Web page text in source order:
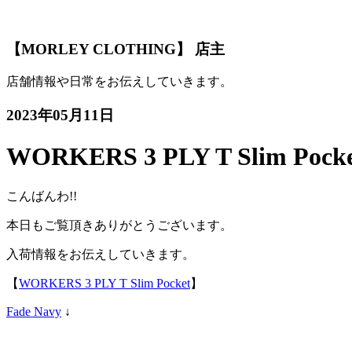
【MORLEY CLOTHING】 店主
店舗情報や日常をお伝えしていきます。
2023年05月11日
WORKERS 3 PLY T Slim
こんばんわ!!
本日もご覧頂きありがとうございます。
入荷情報をお伝えしていきます。
【WORKERS 3 PLY T Slim Pocket】
Fade Navy ↓